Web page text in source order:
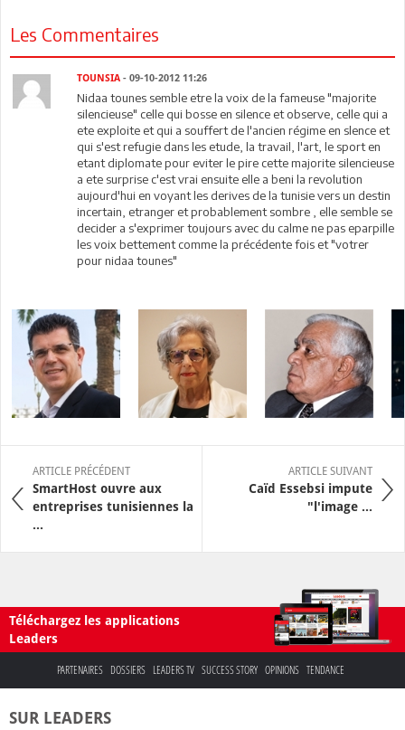
Les Commentaires
TOUNSIA - 09-10-2012 11:26
Nidaa tounes semble etre la voix de la fameuse "majorite
silencieuse" celle qui bosse en silence et observe, celle qui a
ete exploite et qui a souffert de l'ancien régime en slence et
qui s'est refugie dans les etude, la travail, l'art, le sport en
etant diplomate pour eviter le pire cette majorite silencieuse
a ete surprise c'est vrai ensuite elle a beni la revolution
aujourd'hui en voyant les derives de la tunisie vers un destin
incertain, etranger et probablement sombre , elle semble se
decider a s'exprimer toujours avec du calme ne pas eparpille
les voix bettement comme la précédente fois et "votrer
pour nidaa tounes"
ARTICLE PRÉCÉDENT
SmartHost ouvre aux
entreprises tunisiennes la
...
ARTICLE SUIVANT
Caïd Essebsi impute
"l'image ...
Téléchargez les applications
Leaders
PARTENAIRES DOSSIERS LEADERS TV SUCCESS STORY OPINIONS TENDANCE
SUR LEADERS